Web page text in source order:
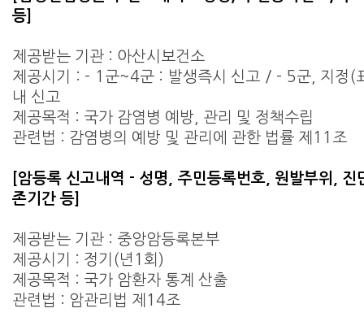
등]
제공받는 기관 : 아산시보건소
제공시기 : - 1군~4군 : 발생즉시 신고 / - 5군, 지정(
내 신고
제공목적 : 국가 감염병 예방, 관리 및 정책수립
관련법 : 감염병의 예방 및 관리에 관한 법률 제11조
[암등록 신고내역 - 성명, 주민등록번호, 원발부위,
존기간 등]
제공받는 기관 : 중앙암등록본부
제공시기 : 정기(년1회)
제공목적 : 국가 암환자 통계 산출
관련법 : 암관리법 제14조